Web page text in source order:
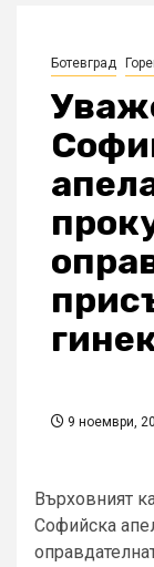
Ботевград
9 ноември,
Върховният
Софийска